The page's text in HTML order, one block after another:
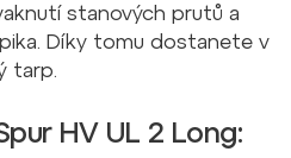
stanových prutů a
Díky tomu dostanete v
tarp.
HV UL 2 Long: